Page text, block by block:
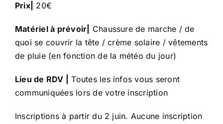
Prix| 20€
Matériel à prévoir|
Chaussure de marche / de
quoi se couvrir la tête / crème solaire / vêtements
de pluie (en fonction de la météo du jour)
Lieu de RDV |
Toutes les infos vous seront
communiquées lors de votre inscription
Inscriptions à partir du 2 juin. Aucune inscription